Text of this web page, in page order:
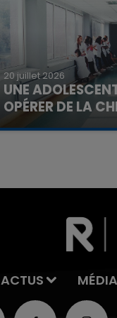
20 juillet 2026
UNE
OPÉRER DE LA
La famille a porté
ACTUS